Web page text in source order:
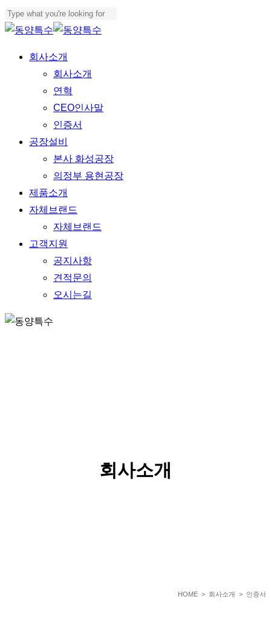
Skip
to
content
Close
Menu
회사소개
회사소개
연혁
CEO인사말
인증서
공장설비
본사 화성공장
의정부 용현공장
제품소개
자체브랜드
자체브랜드
고객지원
공지사항
견적문의
오시는길
회사소개
HOME > 회사소개 > 인증서